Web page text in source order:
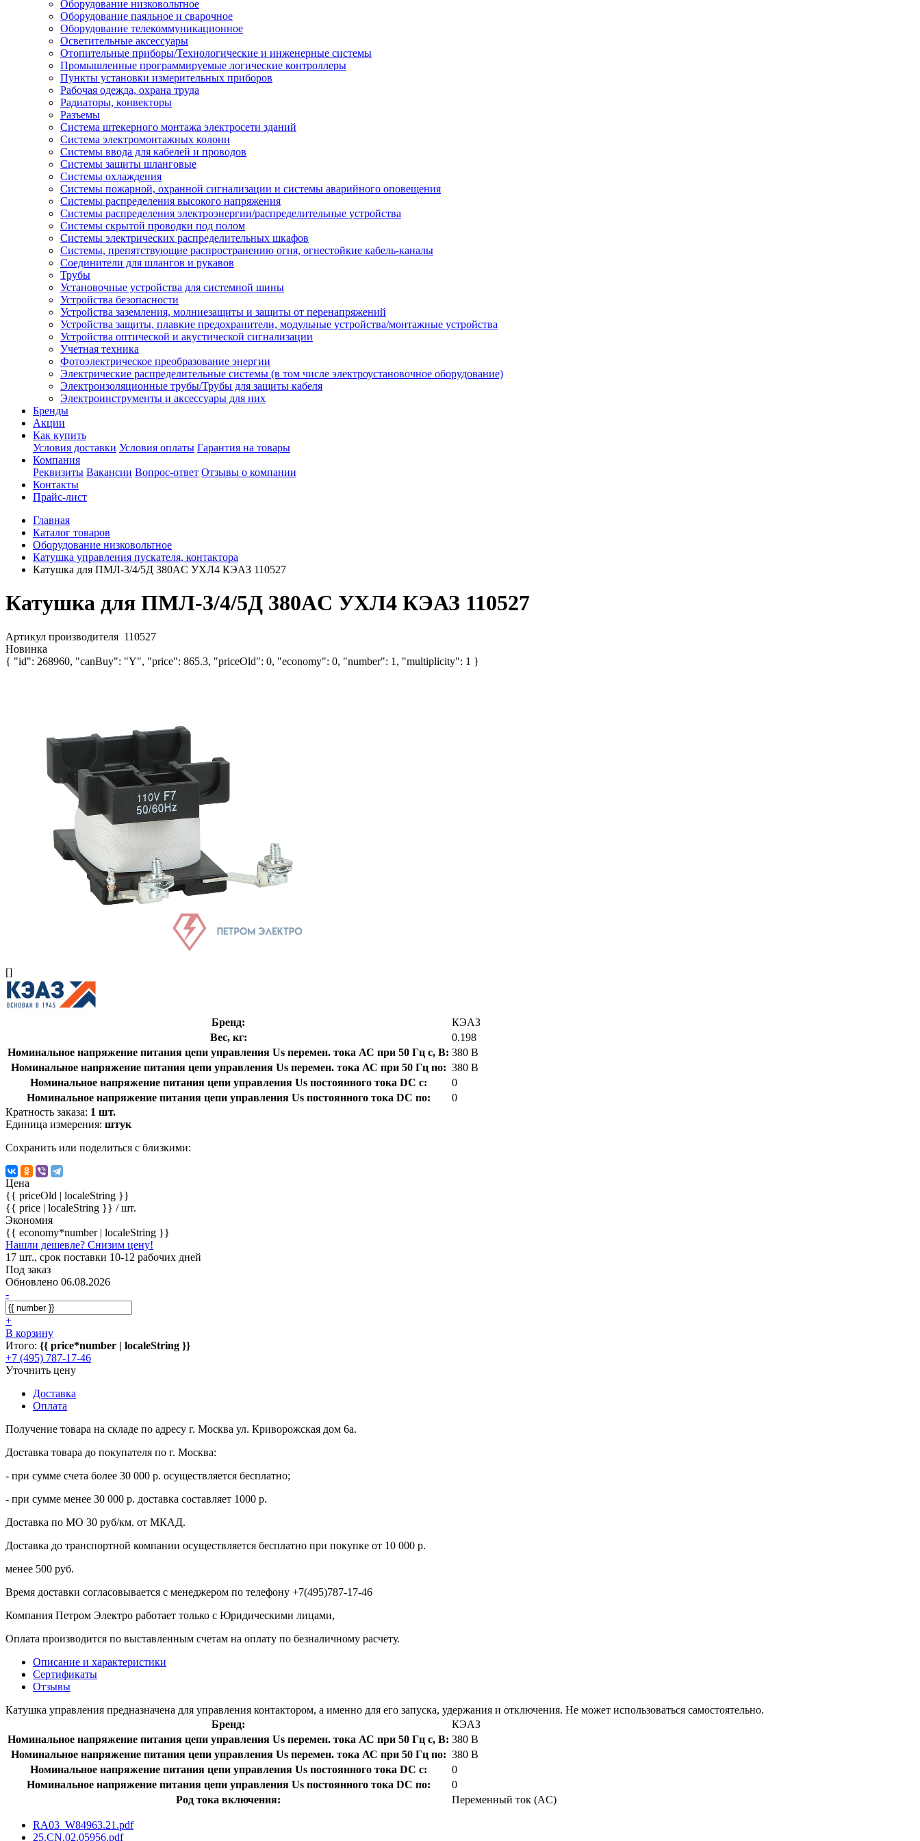
Оборудование низковольтное
Оборудование паяльное и сварочное
Оборудование телекоммуникационное
Осветительные аксессуары
Отопительные приборы/Технологические и инженерные системы
Промышленные программируемые логические контроллеры
Пункты установки измерительных приборов
Рабочая одежда, охрана труда
Радиаторы, конвекторы
Разъемы
Система штекерного монтажа электросети зданий
Система электромонтажных колонн
Системы ввода для кабелей и проводов
Системы защиты шланговые
Системы охлаждения
Системы пожарной, охранной сигнализации и системы аварийного оповещения
Системы распределения высокого напряжения
Системы распределения электроэнергии/распределительные устройства
Системы скрытой проводки под полом
Системы электрических распределительных шкафов
Системы, препятствующие распространению огня, огнестойкие кабель-каналы
Соединители для шлангов и рукавов
Трубы
Установочные устройства для системной шины
Устройства безопасности
Устройства заземления, молниезащиты и защиты от перенапряжений
Устройства защиты, плавкие предохранители, модульные устройства/монтажные устройства
Устройства оптической и акустической сигнализации
Учетная техника
Фотоэлектрическое преобразование энергии
Электрические распределительные системы (в том числе электроустановочное оборудование)
Электроизоляционные трубы/Трубы для защиты кабеля
Электроинструменты и аксессуары для них
Бренды
Акции
Как купить
Условия доставки Условия оплаты Гарантия на товары
Компания
Реквизиты Вакансии Вопрос-ответ Отзывы о компании
Контакты
Прайс-лист
Главная
Каталог товаров
Оборудование низковольтное
Катушка управления пускателя, контактора
Катушка для ПМЛ-3/4/5Д 380AC УХЛ4 КЭАЗ 110527
Катушка для ПМЛ-3/4/5Д 380AC УХЛ4 КЭАЗ 110527
Артикул производителя 110527
Новинка
{ "id": 268960, "canBuy": "Y", "price": 865.3, "priceOld": 0, "economy": 0, "number": 1, "multiplicity": 1 }
[]
Бренд:
КЭАЗ
Вес, кг:
0.198
Номинальное напряжение питания цепи управления Us перемен. тока АС при 50 Гц с, В: 380 В
Номинальное напряжение питания цепи управления Us перемен. тока АС при 50 Гц по: 380 В
Номинальное напряжение питания цепи управления Us постоянного тока DC с:
0
Номинальное напряжение питания цепи управления Us постоянного тока DC по:
0
Кратность заказа: 1 шт.
Единица измерения: штук
Сохранить или поделиться с близкими:
Цена
{{ priceOld | localeString }}
{{ price | localeString }} / шт.
Экономия
{{ economy*number | localeString }}
Нашли дешевле? Снизим цену!
17 шт., срок поставки 10-12 рабочих дней
Под заказ
Обновлено 06.08.2026
-
+
В корзину
Итого: {{ price*number | localeString }}
+7 (495) 787-17-46
Уточнить цену
Доставка
Оплата
Получение товара на складе по адресу г. Москва ул. Криворожская дом 6а.
Доставка товара до покупателя по г. Москва:
- при сумме счета более 30 000 р. осуществляется бесплатно;
- при сумме менее 30 000 р. доставка составляет 1000 р.
Доставка по МО 30 руб/км. от МКАД.
Доставка до транспортной компании осуществляется бесплатно при покупке от 10 000 р.
менее 500 руб.
Время доставки согласовывается с менеджером по телефону +7(495)787-17-46
Компания Петром Электро работает только с Юридическими лицами,
Оплата производится по выставленным счетам на оплату по безналичному расчету.
Описание и характеристики
Сертификаты
Отзывы
Катушка управления предназначена для управления контактором, а именно для его запуска, удержания и отключения. Не может использоваться самостоятельно.
Бренд:
КЭАЗ
Номинальное напряжение питания цепи управления Us перемен. тока АС при 50 Гц с, В: 380 В
Номинальное напряжение питания цепи управления Us перемен. тока АС при 50 Гц по: 380 В
Номинальное напряжение питания цепи управления Us постоянного тока DC с:
0
Номинальное напряжение питания цепи управления Us постоянного тока DC по:
0
Род тока включения:
Переменный ток (AC)
RA03_W84963.21.pdf
25.CN.02.05956.pdf